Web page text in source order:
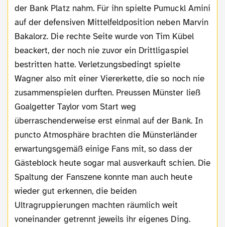
der Bank Platz nahm. Für ihn spielte Pumuckl Amini
auf der defensiven Mittelfeldposition neben Marvin
Bakalorz. Die rechte Seite wurde von Tim Kübel
beackert, der noch nie zuvor ein Drittligaspiel
bestritten hatte. Verletzungsbedingt spielte
Wagner also mit einer Viererkette, die so noch nie
zusammenspielen durften. Preussen Münster ließ
Goalgetter Taylor vom Start weg
überraschenderweise erst einmal auf der Bank. In
puncto Atmosphäre brachten die Münsterländer
erwartungsgemäß einige Fans mit, so dass der
Gästeblock heute sogar mal ausverkauft schien. Die
Spaltung der Fanszene konnte man auch heute
wieder gut erkennen, die beiden
Ultragruppierungen machten räumlich weit
voneinander getrennt jeweils ihr eigenes Ding.